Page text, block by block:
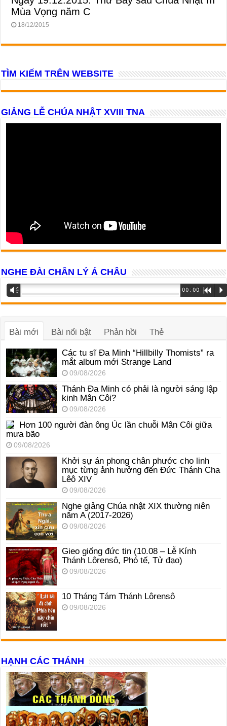
Mùa Vọng năm C
18/12/2015
TÌM KIẾM TRÊN WEBSITE
GIẢNG LỄ CHÚA NHẬT XVIII TNA
NGHE ĐÀI CHÂN LÝ Á CHÂU
Trình
phát
âm
Vm 00:00 R P
Bài mới Bài nổi bật Phản hồi Thẻ
Các tu sĩ Đa Minh “Hillbilly Thomists” ra
mắt album mới Strange Land
09/08/2026
Thánh Đa Minh có phải là người sáng lập
kinh Mân Côi?
09/08/2026
Hơn 100 người đàn ông Úc lần chuỗi Mân Côi giữa
mưa bão
09/08/2026
Khởi sự án phong chân phước cho linh
mục từng ảnh hưởng đến Đức Thánh Cha
Lêô XIV
09/08/2026
Nghe giảng Chúa nhật XIX thường niên
năm A (2017-2026)
09/08/2026
Gieo giống đức tin (10.08 – Lễ Kính
Thánh Lôrensô, Phó tế, Tử đạo)
09/08/2026
10 Tháng Tám Thánh Lôrensô
09/08/2026
HẠNH CÁC THÁNH